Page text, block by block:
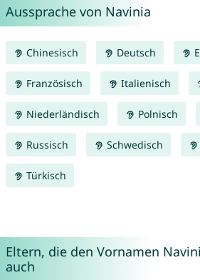
Aussprache von Navinia
Chinesisch Deutsch
Französisch Italienisch
Niederländisch Polnisch
Russisch Schwedisch
Türkisch
Eltern, die den Vornamen
auch